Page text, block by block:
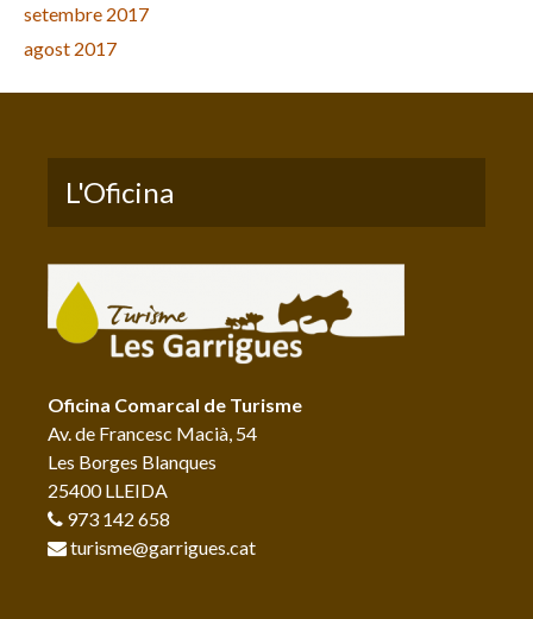
setembre 2017
agost 2017
L'Oficina
Oficina Comarcal de Turisme
Av. de Francesc Macià, 54
Les Borges Blanques
25400 LLEIDA
973 142 658
turisme@garrigues.cat